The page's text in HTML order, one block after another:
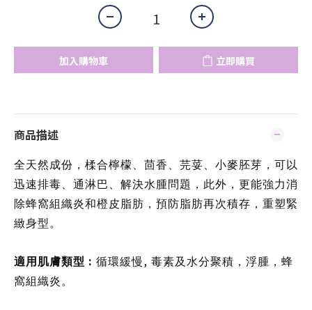
加入購物車 立即購買
商品描述
全天然成份，楺合檸檬、茴香、芫荽、小麥胚芽，可以
迅速排毒、通淋巴、解決水腫問題，此外，更能強力消
除蜂窩組織炎和橙皮脂肪，預防脂肪再次積存，重塑緊
緻身型。
適用肌膚類型 : 循環緩慢 , 毒素及水分聚積，浮腫，蜂
窩組織炎。